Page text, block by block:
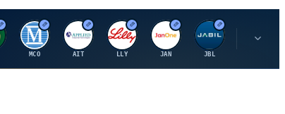
M
MCO
A
AIT
E
LLY
J
JAN
J
JBL
P